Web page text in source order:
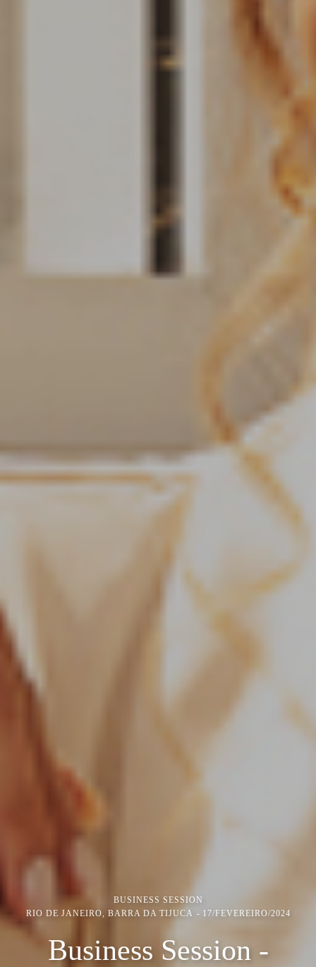
BUSINESS SESSION
RIO DE JANEIRO, BARRA DA TIJUCA
17/FEVEREIRO/2024
Business Session -